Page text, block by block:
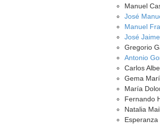
Manuel
José
Manuel
José
Gregorio
Antonio
Carlos
Gema
María
Fernando
Natalia